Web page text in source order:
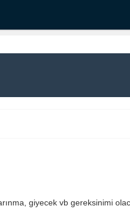
giyecek vb gereksinimi